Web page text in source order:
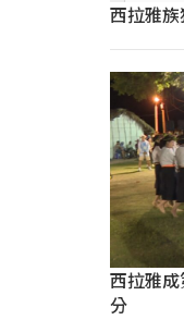
西拉雅
西拉雅
分